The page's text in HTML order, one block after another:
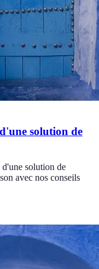
solution de
solution de
avec nos conseils